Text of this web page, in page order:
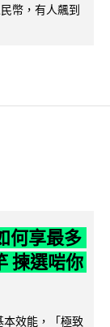
幣，有人飆到
何享最多
揀選啱你
效能，「極致